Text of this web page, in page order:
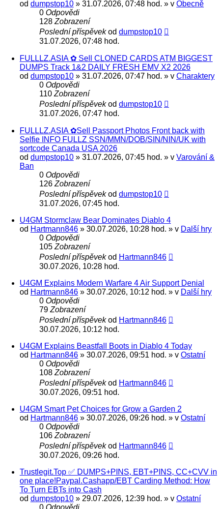
od dumpstop10 » 31.07.2026, 07:48 hod. » v Obecně
0 Odpovědi
128 Zobrazení
Poslední příspěvekod dumpstop10
31.07.2026, 07:48 hod.
FULLLZ.ASIA ✿ Sell CLONED CARDS ATM BIGGEST
DUMPS Track 1&2 DAILY FRESH EMV X2 2026
od dumpstop10 » 31.07.2026, 07:47 hod. » v Charaktery
0 Odpovědi
110 Zobrazení
Poslední příspěvekod dumpstop10
31.07.2026, 07:47 hod.
FULLLZ.ASIA ✿Sell Passport Photos Front back with
Selfie INFO FULLZ SSN/MMN/DOB/SIN/NIN/UK with
sortcode Canada USA 2026
od dumpstop10 » 31.07.2026, 07:45 hod. » v Varování &
Ban
0 Odpovědi
126 Zobrazení
Poslední příspěvekod dumpstop10
31.07.2026, 07:45 hod.
U4GM Stormclaw Bear Dominates Diablo 4
od Hartmann846 » 30.07.2026, 10:28 hod. » v Další hry
0 Odpovědi
105 Zobrazení
Poslední příspěvekod Hartmann846
30.07.2026, 10:28 hod.
U4GM Explains Modern Warfare 4 Air Support Denial
od Hartmann846 » 30.07.2026, 10:12 hod. » v Další hry
0 Odpovědi
79 Zobrazení
Poslední příspěvekod Hartmann846
30.07.2026, 10:12 hod.
U4GM Explains Beastfall Boots in Diablo 4 Today
od Hartmann846 » 30.07.2026, 09:51 hod. » v Ostatní
0 Odpovědi
108 Zobrazení
Poslední příspěvekod Hartmann846
30.07.2026, 09:51 hod.
U4GM Smart Pet Choices for Grow a Garden 2
od Hartmann846 » 30.07.2026, 09:26 hod. » v Ostatní
0 Odpovědi
106 Zobrazení
Poslední příspěvekod Hartmann846
30.07.2026, 09:26 hod.
Trustlegit.Top ✅ DUMPS+PINS, EBT+PINS, CC+CVV in
one place!Paypal.Cashapp/EBT Carding Method: How
To Turn EBTs into Cash
od dumpstop10 » 29.07.2026, 12:39 hod. » v Ostatní
0 Odpovědi